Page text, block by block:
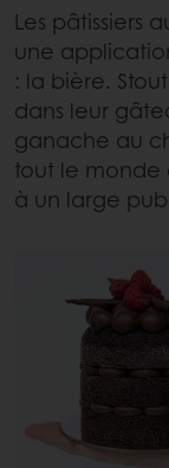
Les pâtissiers
une
: la bière.
dans leur
ganache au
tout le monde
à un large